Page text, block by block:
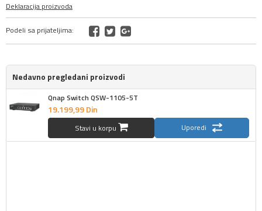
Deklaracija proizvoda
Podeli sa prijateljima:
Nedavno pregledani proizvodi
Qnap Switch QSW-1105-5T
19.199,99Din
Stavi u korpu Uporedi